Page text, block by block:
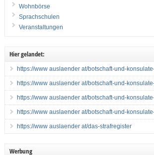
Wohnbörse
Sprachschulen
Veranstaltungen
Hier gelandet:
https://www auslaender at/botschaft-und-
https://www auslaender at/botschaft-und-
https://www auslaender at/botschaft-und-
https://www auslaender at/botschaft-und-
https://www auslaender at/das-strafregister
Werbung